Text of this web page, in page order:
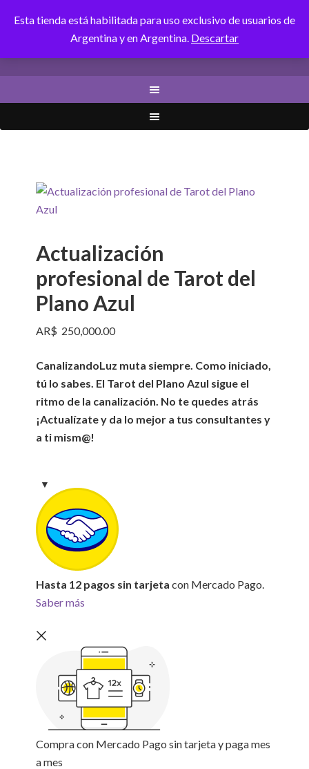
Esta tienda está habilitada para uso exclusivo de usuarios de
Argentina y en Argentina. Descartar
CANALIZANDOLUZ
Actualización
profesional de Tarot del
Plano Azul
AR$ 250,000.00
CanalizandoLuz muta siempre. Como iniciado,
tú lo sabes. El Tarot del Plano Azul sigue el
ritmo de la canalización. No te quedes atrás
¡Actualízate y da lo mejor a tus consultantes y
a ti mism@!
Hasta 12 pagos sin tarjeta con Mercado Pago.
Saber más
Compra con Mercado Pago sin tarjeta y paga mes
a mes